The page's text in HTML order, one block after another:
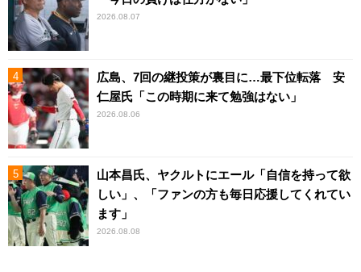
2026.08.07
広島、7回の継投策が裏目に…最下位転落 安
仁屋氏「この時期に来て勉強はない」
2026.08.06
山本昌氏、ヤクルトにエール「自信を持って欲
しい」、「ファンの方も毎日応援してくれてい
ます」
2026.08.08